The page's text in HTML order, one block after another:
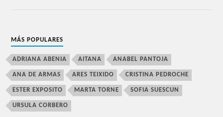
MÁS POPULARES
ADRIANA ABENIA AITANA ANABEL PANTOJA
ANA DE ARMAS ARES TEIXIDO CRISTINA PEDROCHE
ESTER EXPOSITO MARTA TORNE SOFIA SUESCUN
URSULA CORBERO